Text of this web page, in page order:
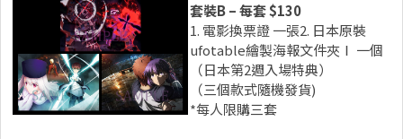
套裝B –每套$130
1. 電影換票證 一張2. 日本原裝
ufotable繪製海報文件夾Ⅰ 一個
（日本第2週入場特典）
（三個款式隨機發貨)
*每人限購三套